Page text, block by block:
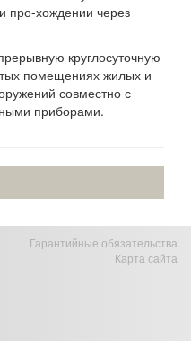
про-хождении через
круглосуточную
помещениях жилых и
совместно с
приборами.
Гарантийные обязательства
Карта сайта